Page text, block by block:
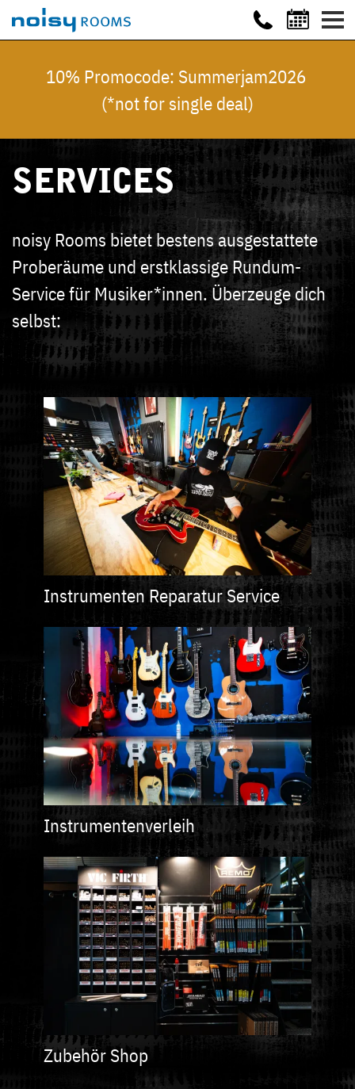
10% Promocode: Summerjam2026
(*not for single deal)
SERVICES
noisy Rooms bietet bestens ausgestattete
Proberäume und erstklassige Rundum-
Service für Musiker*innen. Überzeuge dich
selbst:
Bild
Instrumenten Reparatur Service
Instrumentenverleih
Bild
Zubehör Shop